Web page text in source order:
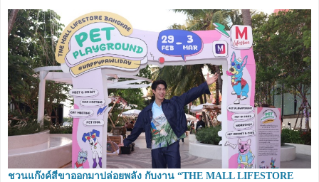
ชวนแก๊งค์สี่ขาออกมาปล่อยพลัง กับงาน “THE MALL LIFESTORE